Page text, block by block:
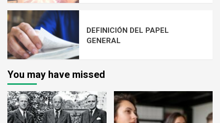
DEFINICIÓN DEL PAPEL
GENERAL
You may have missed